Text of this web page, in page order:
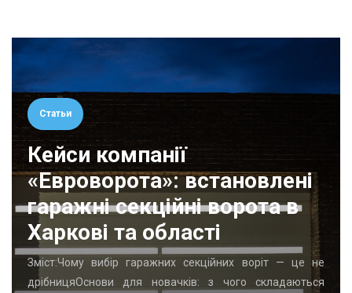
Статьи
Кейси компанії
«Евроворота»: встановлені
гаражні секційні ворота в
Харкові та області
Зміст:Чому вибір гаражних секційних воріт — це не
дрібницяОснови для новачків: з чого складаються